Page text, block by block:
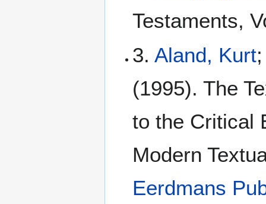
Testaments,
3. Aland, Kurt
(1995). The
to the Critical
Modern
Eerdmans